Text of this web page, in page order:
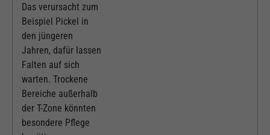
Das verursacht zum
Beispiel Pickel in
den jüngeren
Jahren, dafür lassen
Falten auf sich
warten. Trockene
Bereiche außerhalb
der T-Zone könnten
besondere Pflege